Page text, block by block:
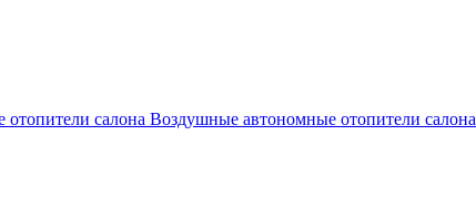
Воздушные автономные отопители салона